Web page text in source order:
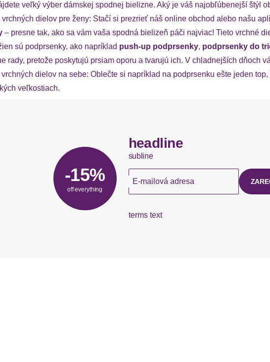
veľký výber dámskej spodnej bielizne. Aký je váš najobľúbenejší štýl
dielov pre ženy: Stačí si prezrieť náš online obchod alebo našu
– presne tak, ako sa vám vaša spodná bielizeň páči najviac! Tieto vrchné
sú podprsenky, ako napríklad push-up podprsenky, podprsenky do
rady, pretože poskytujú prsiam oporu a tvarujú ich. V chladnejších dňoch
dielov na sebe: Oblečte si napríklad na podprsenku ešte jeden
veľkostiach.
-15%
off everything
headline
subline
E-mailová adresa
terms text